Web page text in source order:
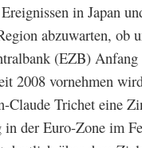
in Japan
abzuwarten, ob
(EZB)
2008 vornehmen
Claude Trichet eine
in der Euro-Zone im